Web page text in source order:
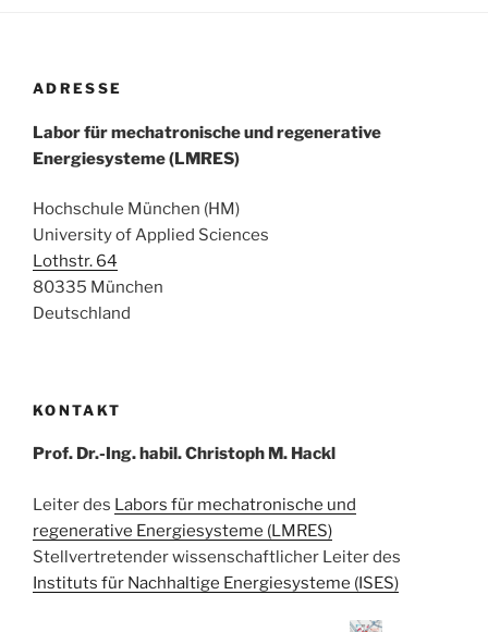
ADRESSE
Labor für mechatronische und regenerative
Energiesysteme (LMRES)
Hochschule München (HM)
University of Applied Sciences
Lothstr. 64
80335 München
Deutschland
KONTAKT
Prof. Dr.-Ing. habil. Christoph M. Hackl
Leiter des Labors für mechatronische und
regenerative Energiesysteme (LMRES)
Stellvertretender wissenschaftlicher Leiter des
Instituts für Nachhaltige Energiesysteme (ISES)